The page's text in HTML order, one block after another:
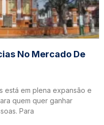
No Mercado De
está em plena expansão e
quem quer ganhar
Para